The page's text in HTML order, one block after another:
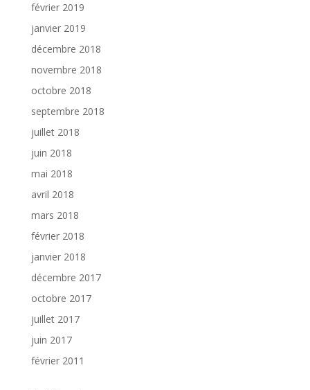
février 2019
janvier 2019
décembre 2018
novembre 2018
octobre 2018
septembre 2018
juillet 2018
juin 2018
mai 2018
avril 2018
mars 2018
février 2018
janvier 2018
décembre 2017
octobre 2017
juillet 2017
juin 2017
février 2011